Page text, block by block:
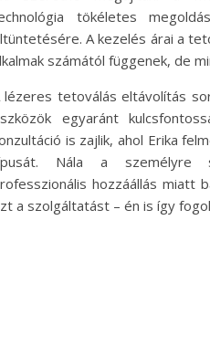
tökéletes
A kezelés árai a
számától függenek, de
lézeres tetoválás eltávolítás
egyaránt
is zajlik, ahol Erika
Nála a személyre
hozzáállás miatt
a szolgáltatást – én is így